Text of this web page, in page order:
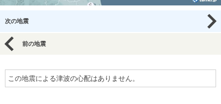
次の地震
前の地震
この地震による津波の心配はありません。